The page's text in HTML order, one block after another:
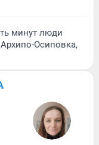
минут люди
Осиповка,